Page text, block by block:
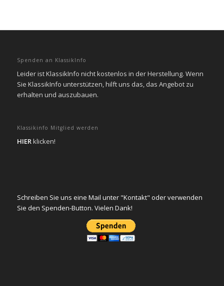
Spenden an KlassikInfo
Leider ist KlassikInfo nicht kostenlos in der Herstellung. Wenn
Sie KlassikInfo unterstützen, hilft uns das, das Angebot zu
erhalten und auszubauen.
Klassikinfo Mitglied werden
HIERklicken!
Schreiben Sie uns eine Mail unter "Kontakt" oder verwenden
Sie den Spenden-Button. Vielen Dank!